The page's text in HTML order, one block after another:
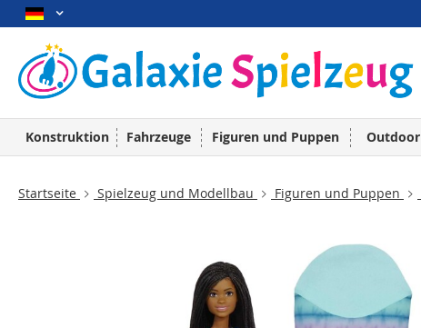
Konstruktion Fahrzeuge Figuren und Puppen Outdoor
Startseite Spielzeug und Modellbau Figuren und Puppen